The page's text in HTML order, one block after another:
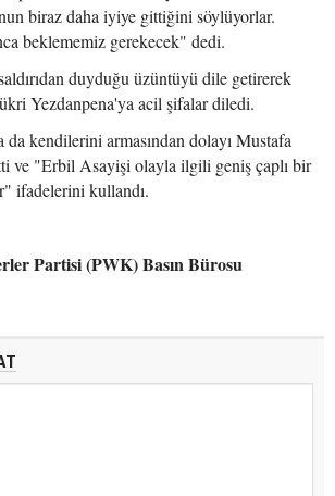
biraz daha iyiye gittiğini söylüyorlar.
beklememiz gerekecek" dedi.
duyduğu üzüntüyü dile getirerek
Yezdanpena'ya acil şifalar diledi.
kendilerini armasından dolayı Mustafa
ve "Erbil Asayişi olayla ilgili geniş çaplı bir
ifadelerini kullandı.
Partisi (PWK) Basın Bürosu